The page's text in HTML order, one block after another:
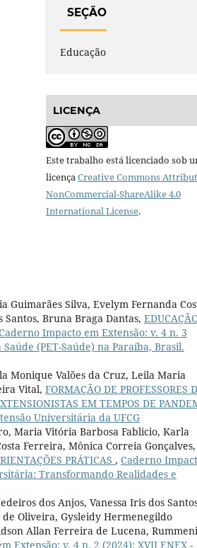
SEÇÃO
Educação
LICENÇA
Este trabalho está licenciado sob
licençaCreative Commons
NonCommercial-ShareAlike 4.0
International License.
Guimarães Silva, Evelym Fernanda
Bruna Braga Dantas,
Impacto em Extensão: v. 4 n. 3
(PET-Saúde) na Paraíba, Brasil.
Monique Valões da Cruz, Leila Maria
Vital, FORMAÇÃO DE PROFESSORES
EM TEMPOS DE
Universitária da UFCG
Maria Vitória Barbosa Fablicio, Karla
Ferreira, Mônica Correia Gonçalves,
PRÁTICAS , Caderno
Transformando Realidades e
dos Anjos, Vanessa Iris dos
Oliveira, Gysleidy Hermenegildo
Allan Ferreira de Lucena,
Extensão: v. 4 n. 2 (2024): XVII ENEX -